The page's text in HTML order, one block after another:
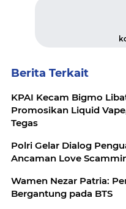
Berita Terkait
KPAI Kecam Bigmo
Promosikan Liquid
Tegas
Polri Gelar Dialog
Ancaman Love
Wamen Nezar Patria:
Bergantung pada BTS